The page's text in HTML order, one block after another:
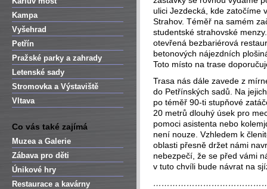
Kampa
Vyšehrad
Petřín
Pražské parky a zahrady
Letenské sady
Stromovka a Výstaviště
Vltava
Co vás také zajímá
Muzea a Galerie
Zábava pro děti
Únikové hry
Restaurace a kavárny
ulici Jezdecká, kde zatočíme
Strahov. Téměř na samém
studentské strahovské
otevřená bezbariérová
betonových nájezdních
Toto místo na trase
Trasa nás dále zavede z
do Petřínských sadů. Na
po téměř 90-ti stupňové
20 metrů dlouhý úsek pro
pomoci asistenta nebo
není nouze. Vzhledem k
oblasti přesně držet námi
nebezpečí, že se před vámi
v tuto chvíli bude návrat na